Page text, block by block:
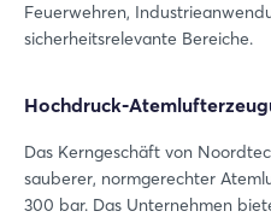
Feuerwehren,
sicherheitsrelevante Bereiche.
Hochdruck-
Das Kerngeschäft von
sauberer, normgerechter
300 bar. Das Unternehmen